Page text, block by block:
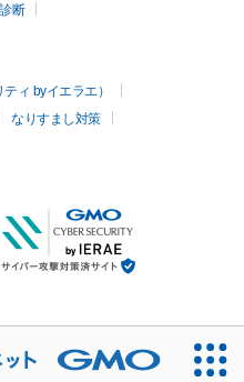
断
ィ byイエラエ）
なりすまし対策